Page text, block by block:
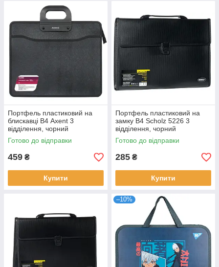
Портфель пластиковий на
блискавці В4 Axent 3
відділення, чорний
Готово до відправки
459 ₴
Купити
Портфель пластиковий на
замку В4 Scholz 5226 3
відділення, чорний
Готово до відправки
285 ₴
Купити
–10%